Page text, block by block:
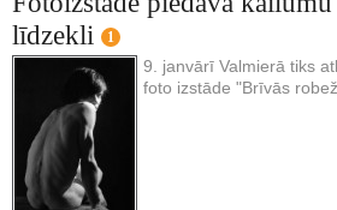
līdzekli
1
9. janvārī Valmierā tiks
foto izstāde "Brīvās